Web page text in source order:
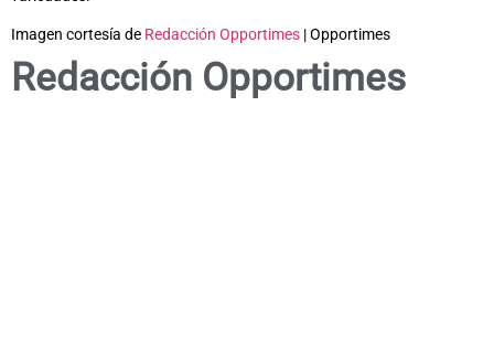
Imagen cortesía de Redacción Opportimes | Opportimes
Redacción Opportimes